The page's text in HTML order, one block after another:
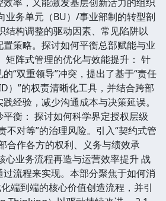
业务单元（BU）/事业部制的转型剖
结构调整的驱动因素、常见陷阱以
策略。探讨如何平衡总部赋能与业
矩阵式管理的优化与效能提升： 针
“双重领导”冲突，提出了基于“责任
）”的权责清晰化工具，并结合跨部
经验，减少沟通成本与决策延误。
衡： 探讨如何科学界定授权层级
不对等”的治理风险。引入“契约式管
合作各方的权利、义务与绩效承
心业务流程再造与运营效率提升 战
流程来实现。本部分聚焦于如何消
端到端的核心价值创造流程，并引